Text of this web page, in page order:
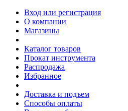
Вход или регистрация
О компании
Магазины
Каталог товаров
Прокат инструмента
Распродажа
Избранное
Доставка и подъем
Способы оплаты